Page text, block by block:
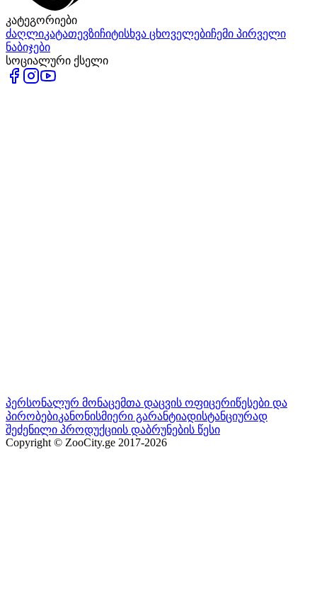
კატეგორიები
ძაღლიკატათევზიჩიტისხვა ცხოველებიჩემი პირველი
ნაბიჯები
სოციალური ქსელი
პერსონალურ მონაცემთა დაცვის ოფიცერიწესები და
პირობებიკანონისმიერი გარანტიადისტანციურად
შეძენილი პროდუქციის დაბრუნების წესი
Copyright © ZooCity.ge 2017-2026